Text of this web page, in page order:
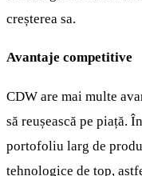
creșterea sa.
Avantaje competitive
CDW are mai multe
să reușească pe piață.
portofoliu larg de
tehnologice de top,